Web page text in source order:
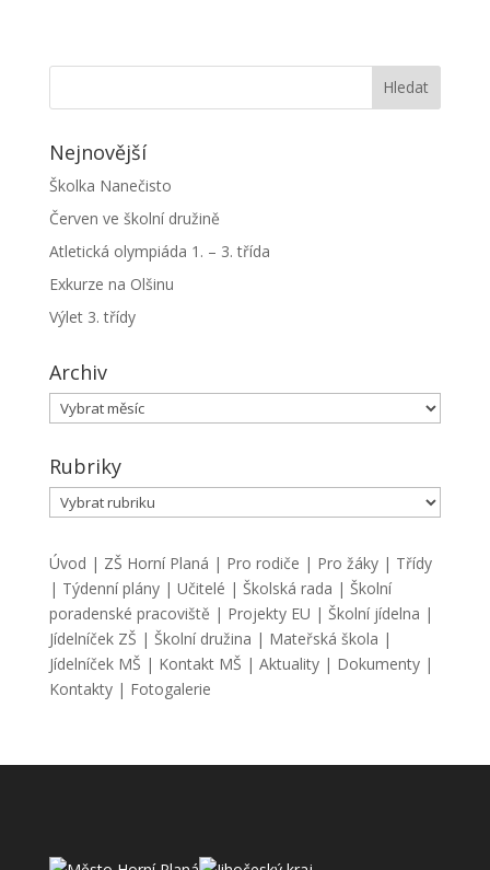
Nejnovější
Školka Nanečisto
Červen ve školní družině
Atletická olympiáda 1. – 3. třída
Exkurze na Olšinu
Výlet 3. třídy
Archiv
Archiv
Rubriky
Rubriky
Úvod | ZŠ Horní Planá | Pro rodiče | Pro žáky| Třídy
| Týdenní plány| Učitelé | Školská rada | Školní
poradenské pracoviště | Projekty EU | Školní jídelna |
Jídelníček ZŠ | Školní družina | Mateřská škola |
Jídelníček MŠ | Kontakt MŠ | Aktuality| Dokumenty|
Kontakty| Fotogalerie